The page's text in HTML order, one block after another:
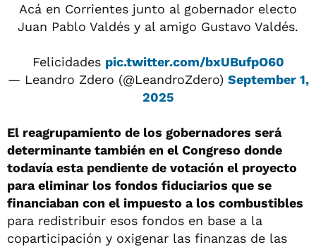
Acá en Corrientes junto al gobernador electo
Juan Pablo Valdés y al amigo Gustavo Valdés.
Felicidades pic.twitter.com/bxUBufpO60
— Leandro Zdero (@LeandroZdero) September 1,
2025
El reagrupamiento de los gobernadores será
determinante también en el Congreso donde
todavía esta pendiente de votación el proyecto
para eliminar los fondos fiduciarios que se
financiaban con el impuesto a los combustibles
para redistribuir esos fondos en base a la
coparticipación y oxigenar las finanzas de las